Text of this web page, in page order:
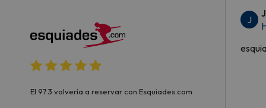
El 97.3 volvería a reservar con Esquiades.com
J